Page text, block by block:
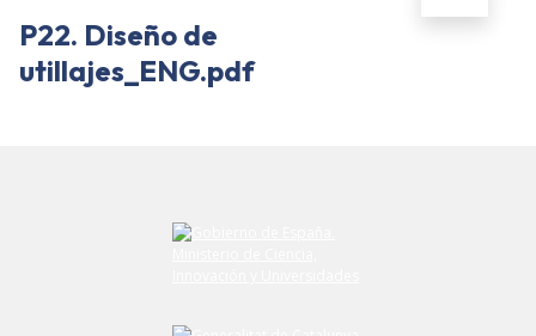
P22. Diseño de
utillajes_ENG.pdf